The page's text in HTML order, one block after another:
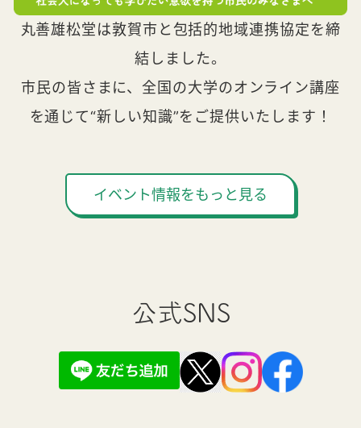
丸善雄松堂は敦賀市と包括的地域連携協定を締
結しました。
市民の皆さまに、全国の大学のオンライン講座
を通じて“新しい知識”をご提供いたします！
イベント情報をもっと見る
公式SNS